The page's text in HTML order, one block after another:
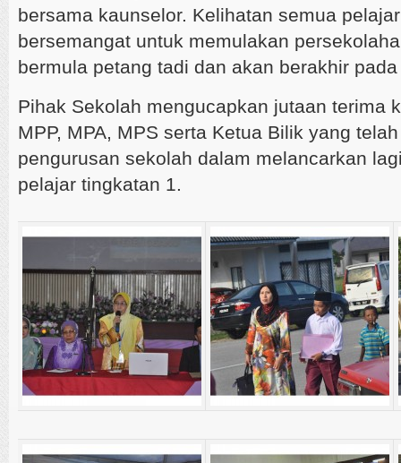
bersama kaunselor. Kelihatan semua
bersemangat untuk memulakan
bermula petang tadi dan akan berakhir
Pihak Sekolah mengucapkan jutaan terima
MPP, MPA, MPS serta Ketua Bilik yang
pengurusan sekolah dalam melancarkan
pelajar tingkatan 1.